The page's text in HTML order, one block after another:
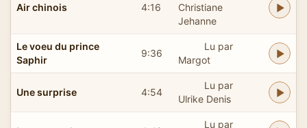
Air chinois 4:16
Christiane
Jehanne
Le voeu du prince
Saphir
9:36
Lu par
Margot
Une surprise 4:54
Lu par
Ulrike Denis
Lu par